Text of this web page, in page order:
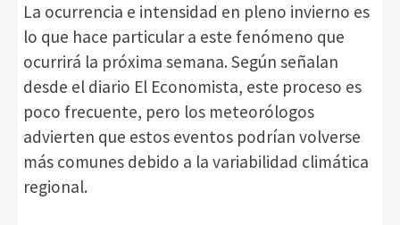
La ocurrencia e intensidad en pleno invierno es
lo que hace particular a este fenómeno que
ocurrirá la próxima semana. Según señalan
desde el diario El Economista, este proceso es
poco frecuente, pero los meteorólogos
advierten que estos eventos podrían volverse
más comunes debido a la variabilidad climática
regional.